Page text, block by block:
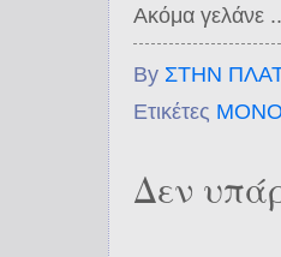
Ακόμα γελάνε
By ΣΤΗΝ
Ετικέτες ΜΟΝΟ
Δεν